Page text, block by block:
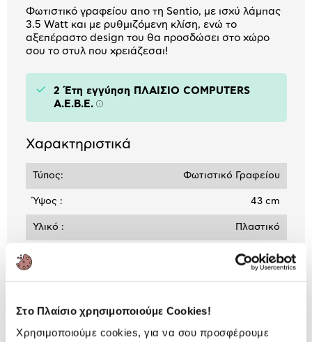
Στο Πλαίσιο χρησιμοποιούμε Cookies!
Χρησιμοποιούμε cookies, για να σου προσφέρουμε
Φωτιστικό γραφείου απο τη Sentio, με ισχύ λάμπας
3.5 Watt και με ρυθμιζόμενη κλίση, ενώ το
αξεπέραστο design του θα προσδώσει στο χώρο
σου το στυλ που χρειάζεσαι!
2 Έτη εγγύηση ΠΛΑΙΣΙΟ COMPUTERS
A.E.B.E. Πληροφορίες
Χαρακτηριστικά
Τύπος: Φωτιστικό Γραφείου
Ύψος : 43 cm
Υλικό : Πλαστικό
Αναλυτική
παρουσίαση
Προδιαγραφές